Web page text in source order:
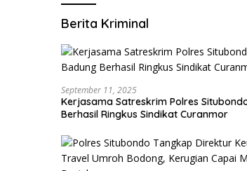
Berita Kriminal
September 11, 2025
Kerjasama Satreskrim Polres
Berhasil Ringkus Sindikat Curanmor